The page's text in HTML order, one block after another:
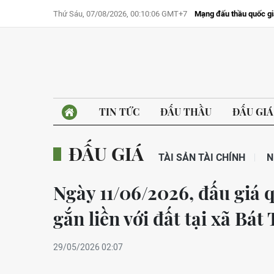
Thứ Sáu, 07/08/2026, 00:10:06 GMT+7 Mạng đấu thầu quốc
TIN TỨC ĐẤU THẦU ĐẤU GIÁ
ĐẤU GIÁ TÀI SẢN TÀI CHÍNH
Ngày 11/06/2026, đấu giá
gắn liền với đất tại xã Bát
29/05/2026 02:07